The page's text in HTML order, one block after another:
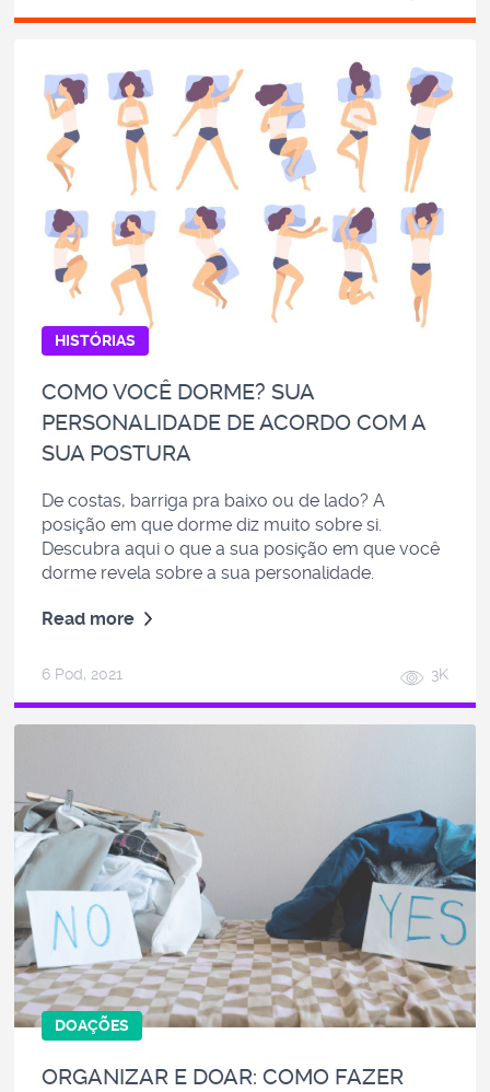
HISTÓRIAS
COMO VOCÊ DORME? SUA
PERSONALIDADE DE ACORDO COM A
SUA POSTURA
De costas, barriga pra baixo ou de lado? A
posição em que dorme diz muito sobre si.
Descubra aqui o que a sua posição em que você
dorme revela sobre a sua personalidade.
Read more
6 Pod, 2021 3K
DOAÇÕES
ORGANIZAR E DOAR: COMO FAZER